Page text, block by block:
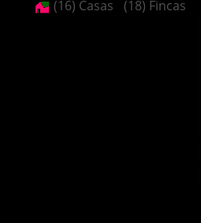
(16) Casas (18) Fincas